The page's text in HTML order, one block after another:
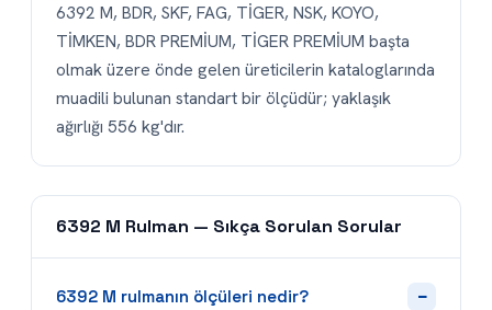
6392 M, BDR, SKF, FAG, TİGER, NSK, KOYO,
TİMKEN, BDR PREMİUM, TİGER PREMİUM başta
olmak üzere önde gelen üreticilerin kataloglarında
muadili bulunan standart bir ölçüdür; yaklaşık
ağırlığı 556 kg'dır.
6392 M Rulman — Sıkça Sorulan Sorular
6392 M rulmanın ölçüleri nedir? −